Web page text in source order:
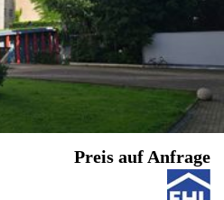
Preis auf Anfrage